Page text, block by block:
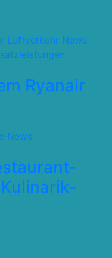
Luftverkehr News
Ryanair
News